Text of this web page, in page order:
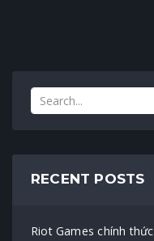
RECENT POSTS
Riot Games chính